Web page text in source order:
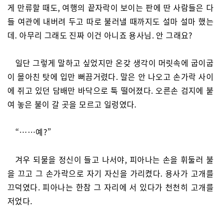
게 만류할 때도, 여행의 끝자락이 보이는 판에 딴 사람들은 다
들 여관에 내버려 두고 따로 불러낼 때까지도 설마 설마 했는
데. 아무리 그래도 진짜 이건 아니죠 용사님. 안 그래요?
일단 그렇게 말하고 싶었지만 온갖 생각이 머릿속에 굽이굽
이 몰아친 탓에 입만 뻐끔거렸다. 말은 안 나오고 손가락 사이
에 쥐고 있던 담배만 바닥으로 툭 떨어졌다. 오른손 검지에 붙
여 놓은 불이 갈 곳을 모르고 일렁였다.
“……예?”
겨우 되물을 정신이 들고 나서야, 피아나는 손을 휘둘러 불
을 끄고 그 손가락으로 자기 자신을 가리켰다. 용사가 고개를
끄덕였다. 피아나는 한참 그 자리에 서 있다가 천천히 고개를
저었다.